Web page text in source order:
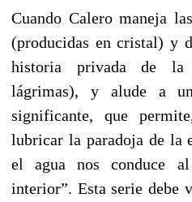
Cuando Calero maneja
(producidas en cristal) y
historia privada de la
lágrimas), y alude a
significante, que
lubricar la paradoja de la
el agua nos conduce
interior”. Esta serie debe